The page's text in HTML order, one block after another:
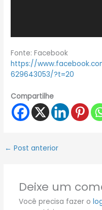
Fonte: Facebook
https://
629643053/?t=20
Compartilhe
← Post anterior
Deixe um
Você precisa fazer o